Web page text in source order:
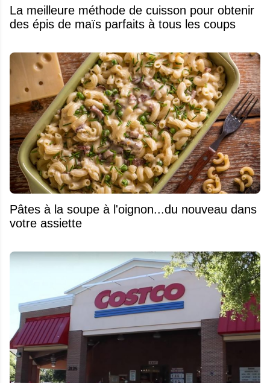
La meilleure méthode de cuisson pour obtenir
des épis de maïs parfaits à tous les coups
Pâtes à la soupe à l'oignon...du nouveau dans
votre assiette